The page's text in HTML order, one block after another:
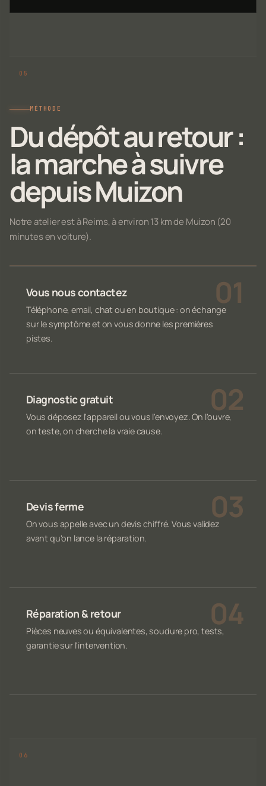
MÉTHODE
Du dépôt au retour :
la marche à suivre
depuis Muizon
Notre atelier est à Reims, à environ 13 km de Muizon (20
minutes en voiture).
Vous nous contactez
Téléphone, email, chat ou en boutique : on échange
sur le symptôme et on vous donne les premières
pistes.
Diagnostic gratuit
Vous déposez l'appareil ou vous l'envoyez. On l'ouvre,
on teste, on cherche la vraie cause.
Devis ferme
On vous appelle avec un devis chiffré. Vous validez
avant qu'on lance la réparation.
Réparation & retour
Pièces neuves ou équivalentes, soudure pro, tests,
garantie sur l'intervention.